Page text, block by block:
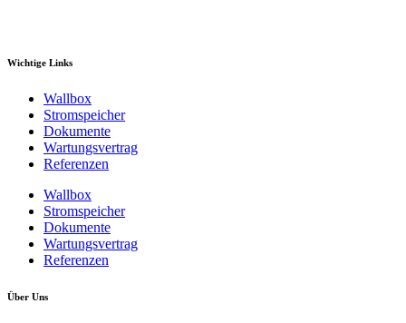
Wichtige Links
Wallbox
Stromspeicher
Dokumente
Wartungsvertrag
Referenzen
Wallbox
Stromspeicher
Dokumente
Wartungsvertrag
Referenzen
Über Uns